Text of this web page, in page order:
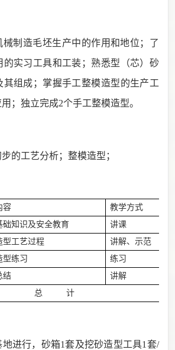
械制造毛坯生产中的作用和地位；了
的实习工具和工装；熟悉型 （芯） 砂
其组成 ； 掌握手工整模造型的生产工
；独立完成2个手工整模造型。
的工艺分析；整模造型 ；
容
教学方式
础知识及安全教育
讲课
型工艺过程
讲解、示范
型练习
练习
结
讲解
总 计
进行，砂箱1套及挖砂造型工具1 套/